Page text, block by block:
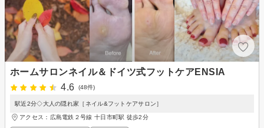
ホームサロンネイル＆ドイツ式フットケアENSIA
4.6
(48件)
駅近2分◇大人の隠れ家［ネイル&フットケアサロン］
アクセス：広島電鉄２号線 十日市町駅 徒歩2分